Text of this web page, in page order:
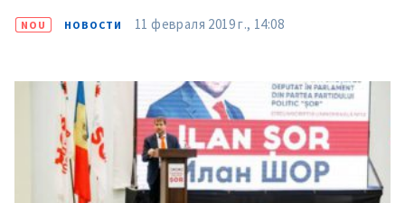
NOU НОВОСТИ 11 февраля 2019 г., 14:08